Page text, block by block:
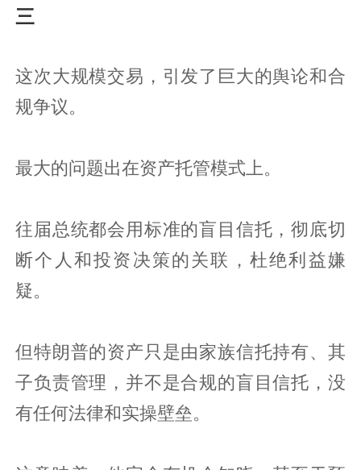
三
这次大规模交易，引发了巨大的舆论和合
规争议。
最大的问题出在资产托管模式上。
往届总统都会用标准的盲目信托，彻底切
断个人和投资决策的关联，杜绝利益嫌
疑。
但特朗普的资产只是由家族信托持有、其
子负责管理，并不是合规的盲目信托，没
有任何法律和实操壁垒。